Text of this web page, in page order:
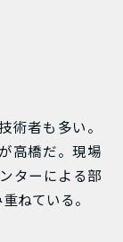
術者も多い。
高橋だ。現場
ターによる部
ねている。